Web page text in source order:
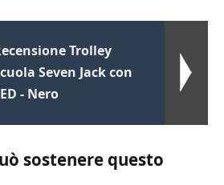
Trolley
Seven Jack con
- Nero
sostenere questo